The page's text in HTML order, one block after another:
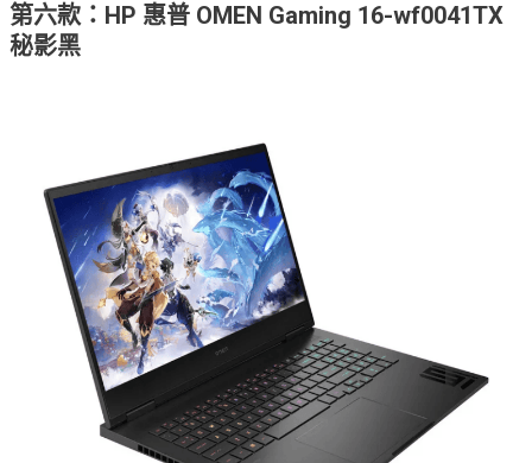
第六款：HP 惠普 OMEN Gaming 16-wf0041TX
秘影黑